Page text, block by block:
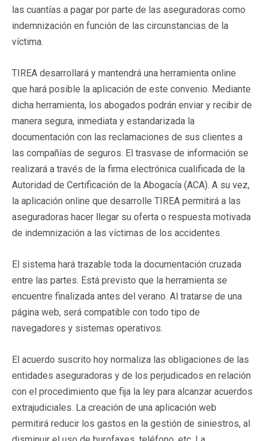
las cuantías a pagar por parte de las aseguradoras como
indemnización en función de las circunstancias de la
víctima.
TIREA desarrollará y mantendrá una herramienta online
que hará posible la aplicación de este convenio. Mediante
dicha herramienta, los abogados podrán enviar y recibir de
manera segura, inmediata y estandarizada la
documentación con las reclamaciones de sus clientes a
las compañías de seguros. El trasvase de información se
realizará a través de la firma electrónica cualificada de la
Autoridad de Certificación de la Abogacía (ACA). A su vez,
la aplicación online que desarrolle TIREA permitirá a las
aseguradoras hacer llegar su oferta o respuesta motivada
de indemnización a las víctimas de los accidentes.
El sistema hará trazable toda la documentación cruzada
entre las partes. Está previsto que la herramienta se
encuentre finalizada antes del verano. Al tratarse de una
página web, será compatible con todo tipo de
navegadores y sistemas operativos.
El acuerdo suscrito hoy normaliza las obligaciones de las
entidades aseguradoras y de los perjudicados en relación
con el procedimiento que fija la ley para alcanzar acuerdos
extrajudiciales. La creación de una aplicación web
permitirá reducir los gastos en la gestión de siniestros, al